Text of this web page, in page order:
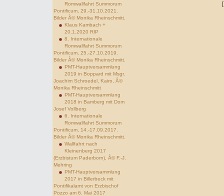
Romwallfahrt Summorum
Pontificum, 29.-31.10.2021.
Bilder Â© Monika Rheinschmitt.
Klaus Kambach +
20.1.2020 RIP
8. Internationale
Romwallfahrt Summorum
Pontificum, 25.-27.10.2019.
Bilder Â© Monika Rheinschmitt.
PMT-Hauptversammlung
2019 in Boppard mit Msgr.
Joachim Schroedel, Kairo, Â©
Monika Rheinschmitt
PMT-Hauptversammlung
2018 in Bamberg mit Dom
Josef Vollberg
6. Internationale
Romwallfahrt Summorum
Pontificum, 14.-17.09.2017.
Bilder Â© Monika Rheinschmitt.
Wallfahrt nach
Kleinenberg 2017
(Erzbistum Paderborn), Â© F.-J.
Mehring
PMT-Hauptversammlung
2017 in Billerbeck mit
Pontifikalamt von Erzbischof
Pozzo am 6. Mai 2017